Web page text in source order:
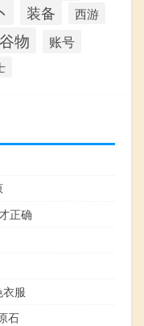
装备 西游
谷物 账号
正确
服
石